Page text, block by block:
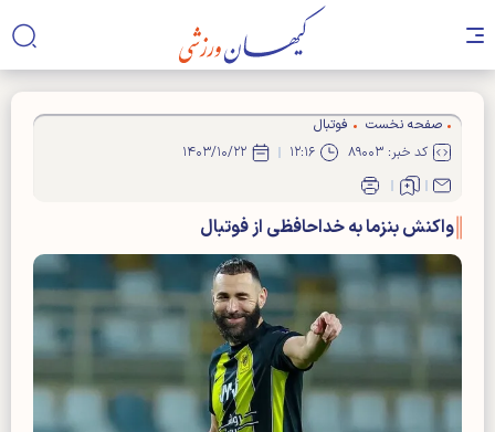
صفحه نخست
فوتبال
کد خبر: ۸۹۰۰۳
۱۲:۱۶ ۱۴۰۳/۱۰/۲۲
واکنش بنزما به خداحافظی از فوتبال